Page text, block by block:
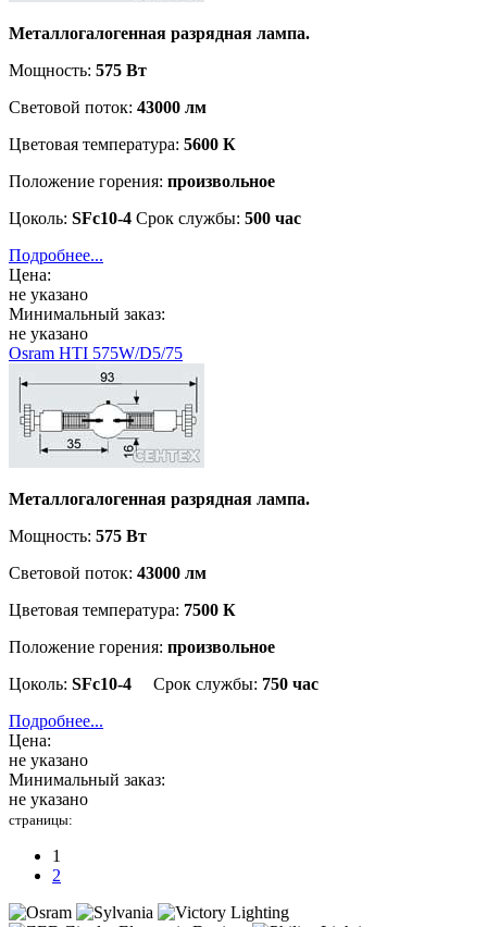
Металлогалогенная разрядная лампа.
Мощность: 575 Вт
Световой поток: 43000 лм
Цветовая температура: 5600 К
Положение горения: произвольное
Цоколь: SFc10-4 Срок службы: 500 час
Подробнее...
Цена:
не указано
Минимальный заказ:
не указано
Osram HTI 575W/D5/75
Металлогалогенная разрядная лампа.
Мощность: 575 Вт
Световой поток: 43000 лм
Цветовая температура: 7500 К
Положение горения: произвольное
Цоколь: SFc10-4 Срок службы: 750 час
Подробнее...
Цена:
не указано
Минимальный заказ:
не указано
страницы:
1
2